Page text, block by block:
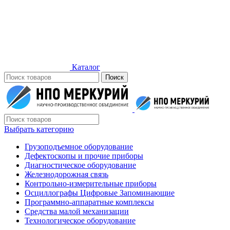
Каталог
Поиск
Выбрать категорию
Грузоподъемное оборудование
Дефектоскопы и прочие приборы
Диагностическое оборудование
Железнодорожная связь
Контрольно-измерительные приборы
Осциллографы Цифровые Запоминающие
Программно-аппаратные комплексы
Средства малой механизации
Технологическое оборудование